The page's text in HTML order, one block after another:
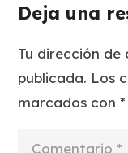
Deja una
Tu dirección
publicada. Los
marcados con*